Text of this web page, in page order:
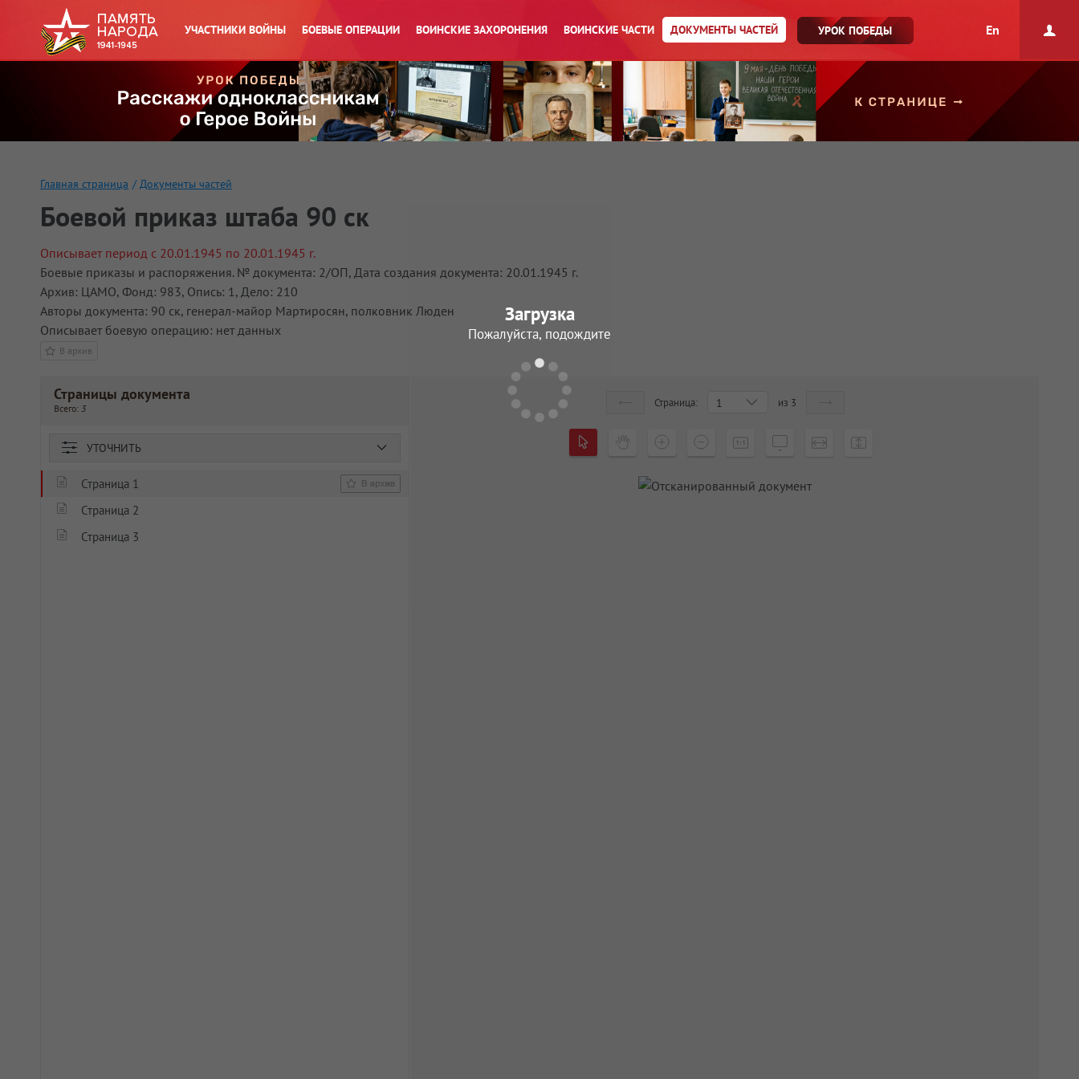
УЧАСТНИКИ ВОЙНЫ БОЕВЫЕ ОПЕРАЦИИ ВОИНСКИЕ ЗАХОРОНЕНИЯ ВОИНСКИЕ ЧАСТИ ДОКУМЕНТЫ ЧАСТЕЙ УРОК ПОБЕДЫ En
Главная страница / Документы частей
Боевой приказ штаба 90 ск
Описывает период с 20.01.1945 по 20.01.1945 г.
Боевые приказы и распоряжения. № документа: 2/ОП, Дата создания документа: 20.01.1945 г.
Архив: ЦАМО, Фонд: 983, Опись: 1, Дело: 210
Авторы документа: 90 ск, генерал-майор Мартиросян, полковник Люден
Описывает боевую операцию: нет данных
В архив
Страницы документа
Всего: 3
УТОЧНИТЬ
Страница 1
Страница 2
Страница 3
Страница: 1 из 3
Загрузка
Пожалуйста, подождите